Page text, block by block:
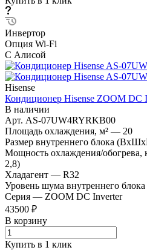
Инвертор
Опция Wi-Fi
С Алисой
Hisense
Кондиционер Hisense ZOOM DC
В наличии
Арт. AS-07UW4RYRKB00
Площадь охлаждения, м² — 20
Размер внутреннего блока
Мощность охлаждения/обогрева,
2,8)
Хладагент — R32
Уровень шума внутреннего блока
Серия — ZOOM DC Inverter
43500 ₽
В корзину
Купить в 1 клик